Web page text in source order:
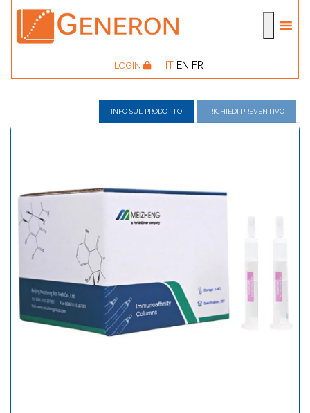
LOGIN IT EN FR
INFO SUL PRODOTTO RICHIEDI PREVENTIVO